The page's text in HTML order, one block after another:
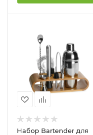
Набор Bartender для